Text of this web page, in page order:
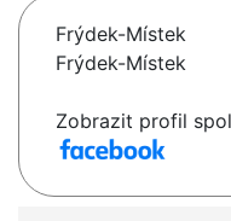
Frýdek-Místek
Frýdek-Místek
Zobrazit profil